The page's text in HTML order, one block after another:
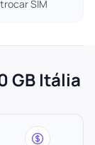
SIM
GB Itália